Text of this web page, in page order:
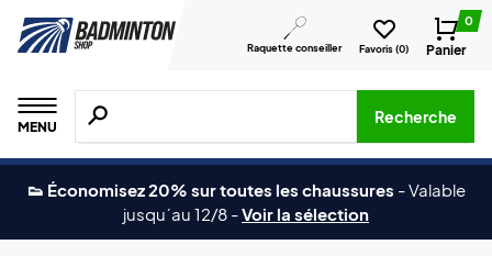
Raquette conseiller Favoris (0)
0
Panier
MENU
Recherche de produits, de marques, etc.
Recherche
👟 Économisez 20% sur toutes les chaussures -Valable
jusqu´au 12/8 -Voir la sélection